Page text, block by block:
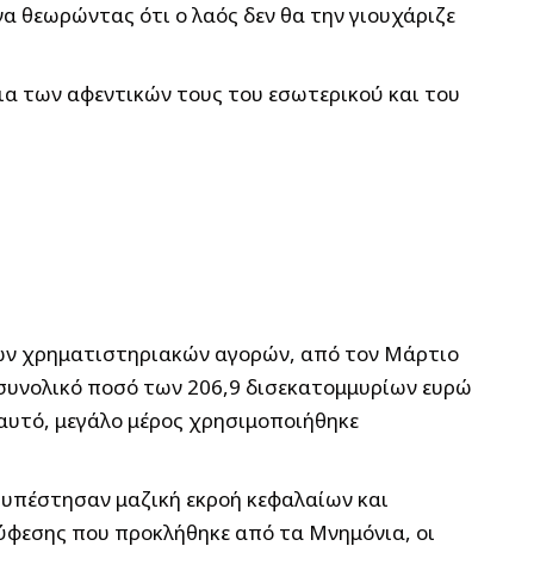
θεωρώντας ότι ο λαός δεν θα την γιουχάριζε
των αφεντικών τους του εσωτερικού και του
χρηματιστηριακών αγορών, από τον Μάρτιο
ποσό των 206,9 δισεκατομμυρίων ευρώ
μεγάλο μέρος χρησιμοποιήθηκε
μαζική εκροή κεφαλαίων και
που προκλήθηκε από τα Μνημόνια, οι